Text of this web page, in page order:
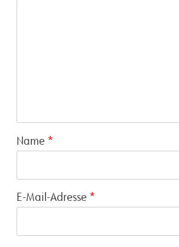
Name *
E-Mail-Adresse *